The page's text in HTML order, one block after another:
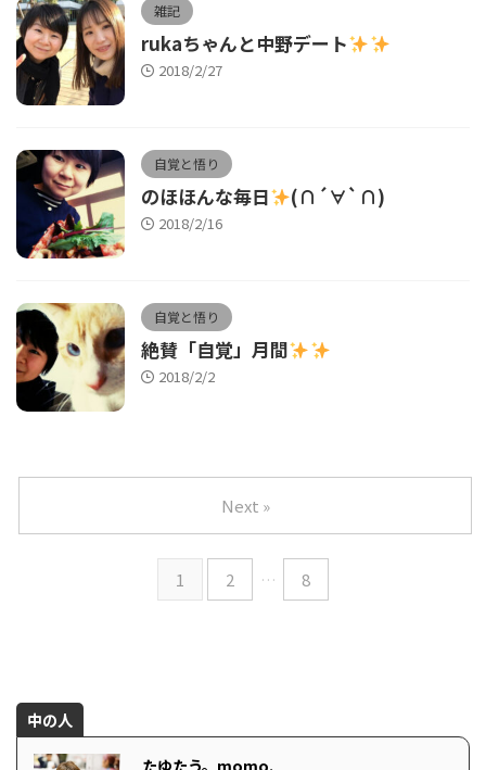
雑記
rukaちゃんと中野デート
2018/2/27
自覚と悟り
のほほんな毎日 (∩´∀`∩)
2018/2/16
自覚と悟り
絶賛「自覚」月間
2018/2/2
1 2 … 8
Next »
中の人
たゆたう。momo.